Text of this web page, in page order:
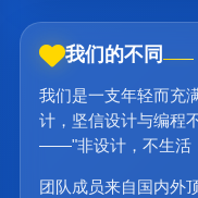
我们的不同
我们是一支年轻而充
计，坚信设计与编程
——"非设计，不生活
团队成员来自国内外